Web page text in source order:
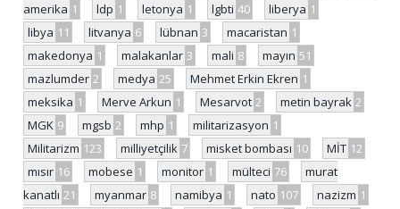
amerika 1 ldp 1 letonya 1 lgbti 40 liberya 1
libya 11 litvanya 6 lübnan 3 macaristan 1
makedonya 1 malakanlar 3 mali 8 mayın 51
mazlumder 2 medya 25 Mehmet Erkin Ekren 1
meksika 1 Merve Arkun 1 Mesarvot 2 metin bayrak 2
MGK 9 mgsb 2 mhp 1 militarizasyon 1
Militarizm 123 milliyetçilik 7 misket bombası 10 MİT 12
mısır 16 mobese 1 monitor 1 mülteci 76
murat
kanatlı 21 myanmar 8 namibya 1 nato 107 nazizm 1